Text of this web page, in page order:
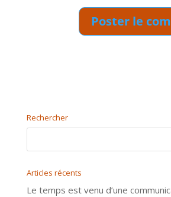
Rechercher
Articles récents
Le temps est venu d’une